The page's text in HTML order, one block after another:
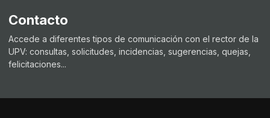
Contacto
Accede a diferentes tipos de comunicación con el rector de la
UPV: consultas, solicitudes, incidencias, sugerencias, quejas,
felicitaciones...